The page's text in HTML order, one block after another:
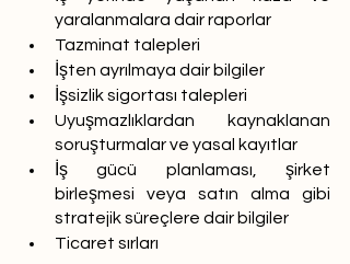
yaralanmalara dair raporlar
Tazminat talepleri
İşten ayrılmaya dair bilgiler
İşsizlik sigortası talepleri
Uyuşmazlıklardan kaynaklanan
soruşturmalar ve yasal kayıtlar
İş gücü planlaması, şirket
birleşmesi veya satın alma gibi
stratejik süreçlere dair bilgiler
Ticaret sırları